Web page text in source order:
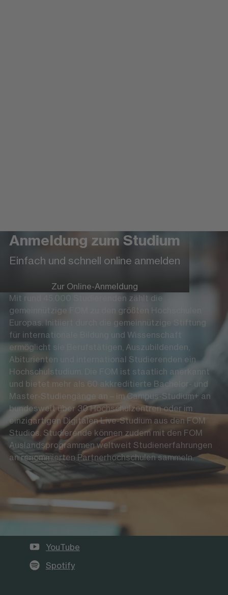
Anmeldung zum Studium
Einfach und schnell online anmelden
Zur Online-Anmeldung
Mit rund 45.000 Studierenden zählt die
gemeinnützige FOM zu den größten Hochschulen
Europas. Initiiert durch die gemeinnützige Stiftung
für internationale Bildung und Wissenschaft
ermöglicht sie Berufstätigen, Auszubildenden,
Abiturienten und international Studierenden ein
Hochschulstudium. Die FOM ist staatlich anerkannt
und bietet mehr als 60 akkreditierte Bachelor- und
Master-Studiengänge an – im Campus-Studium+ an
bundesweit über 30 Hochschulzentren oder im
einzigartigen Digitalen Live-Studium aus den FOM
Studios. Studierende können zudem mit den FOM
Auslandsprogrammen weltweit Studienerfahrungen
an renommierten Partnerhochschulen sammeln.
Die FOM auf Social Media
LinkedIn
YouTube
Spotify